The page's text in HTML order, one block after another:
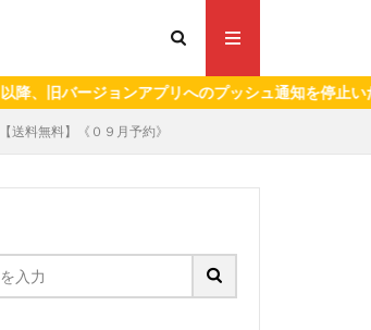
ジョンアプリへのプッシュ通知を停止いたします
送料無料】《０９月予約》